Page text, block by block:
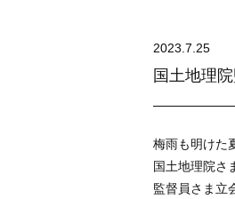
2023.7.25
国土地理
梅雨も明けた
国土地理院さ
監督員さま立